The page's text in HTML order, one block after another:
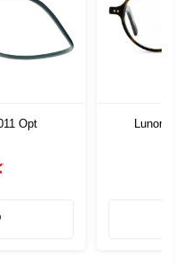
Opt
Lunor